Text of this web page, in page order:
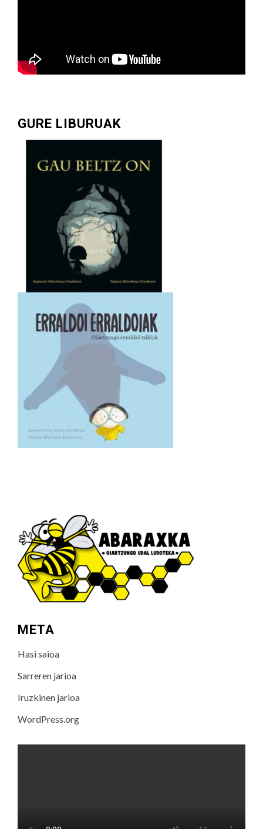
GURE LIBURUAK
META
Hasi saioa
Sarreren jarioa
Iruzkinen jarioa
WordPress.org